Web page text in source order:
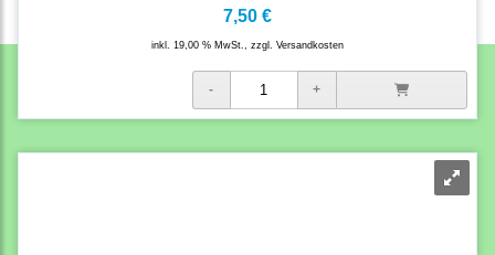
7,50 €
inkl. 19,00 % MwSt., zzgl. Versandkosten